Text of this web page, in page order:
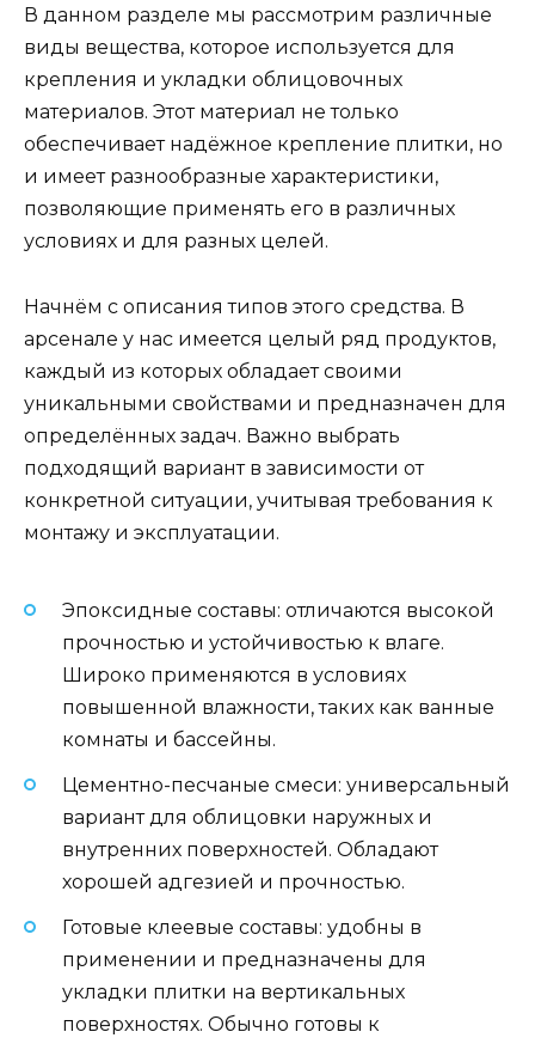
В данном разделе мы рассмотрим различные
виды вещества, которое используется для
крепления и укладки облицовочных
материалов. Этот материал не только
обеспечивает надёжное крепление плитки, но
и имеет разнообразные характеристики,
позволяющие применять его в различных
условиях и для разных целей.
Начнём с описания типов этого средства. В
арсенале у нас имеется целый ряд продуктов,
каждый из которых обладает своими
уникальными свойствами и предназначен для
определённых задач. Важно выбрать
подходящий вариант в зависимости от
конкретной ситуации, учитывая требования к
монтажу и эксплуатации.
Эпоксидные составы: отличаются высокой
прочностью и устойчивостью к влаге.
Широко применяются в условиях
повышенной влажности, таких как ванные
комнаты и бассейны.
Цементно-песчаные смеси: универсальный
вариант для облицовки наружных и
внутренних поверхностей. Обладают
хорошей адгезией и прочностью.
Готовые клеевые составы: удобны в
применении и предназначены для
укладки плитки на вертикальных
поверхностях. Обычно готовы к